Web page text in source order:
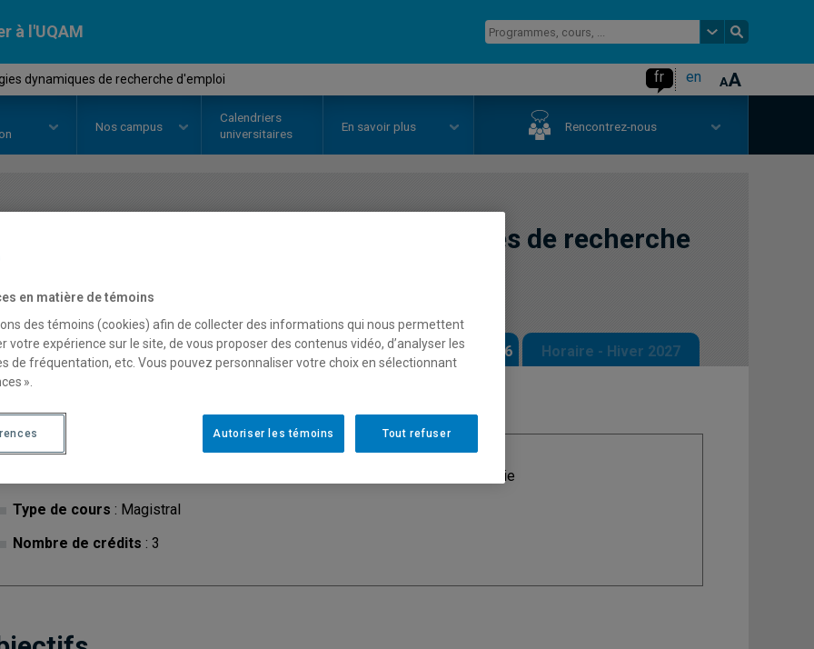
à l'UQAM
dynamiques de recherche d'emploi fr en
Nos campus
Calendriers
universitaires
En savoir plus Rencontrez-nous
Stratégies dynamiques de recherche
Description Horaire - Été 2026 Horaire - Automne 2026 Horaire - Hiver 2027
Type de cours : Magistral
Nombre de crédits : 3
: Carriérologie
en matière de témoins
des témoins (cookies) afin de collecter des informations qui nous permettent
votre expérience sur le site, de vous proposer des contenus vidéo, d’analyser les
de fréquentation, etc. Vous pouvez personnaliser votre choix en sélectionnant
».
Tout refuser
Autoriser les témoins